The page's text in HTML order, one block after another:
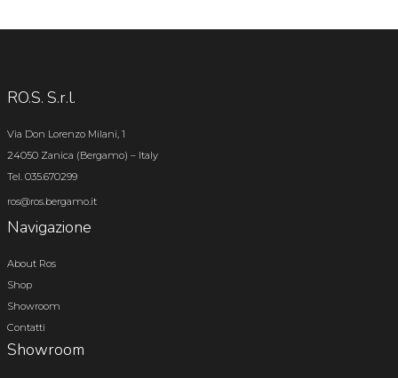
RO.S. S.r.l.
Via Don Lorenzo Milani, 1
24050 Zanica (Bergamo) – Italy
Tel. 035.670299
ros@ros.bergamo.it
Navigazione
About Ros
Shop
Showroom
Contatti
Showroom